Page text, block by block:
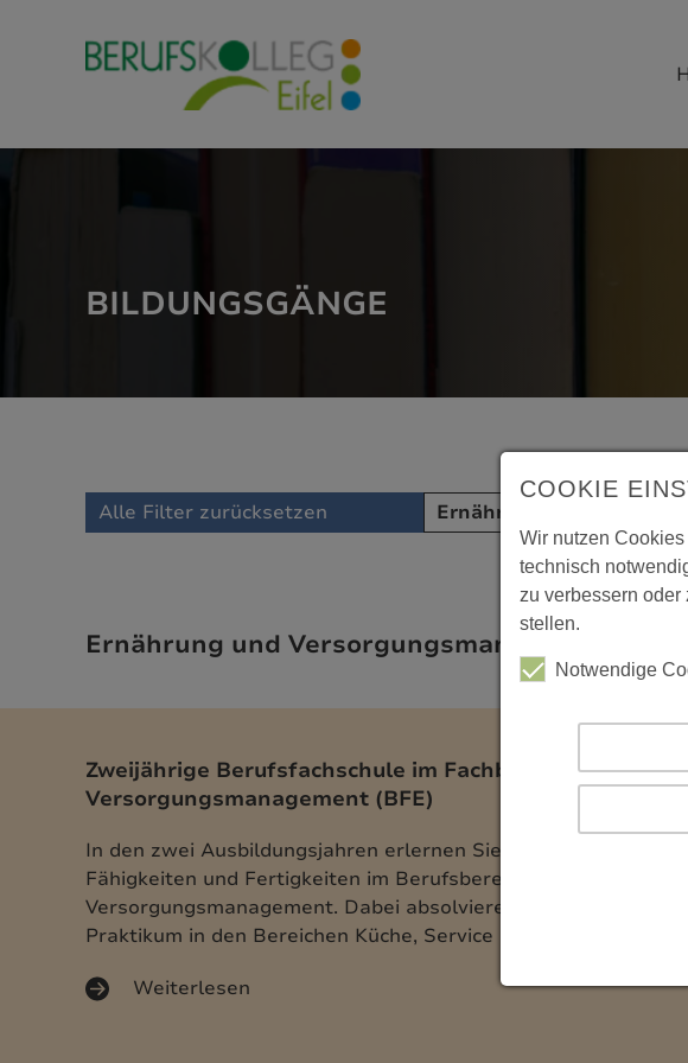
BILDUNGSGÄNGE
Alle Filter zurücksetzen Ernährung und
Ernährung und Versorgungsmanagement
Zweijährige Berufsfachschule im Fachbereich
Versorgungsmanagement (BFE)
In den zwei Ausbildungsjahren erlernen Sie berufliche
Fähigkeiten und Fertigkeiten im Berufsbereich Ernährungs- und
Versorgungsmanagement. Dabei absolvieren Sie insgesamt
Praktikum in den Bereichen Küche, Service und Housekeeping.
Weiterlesen
COOKIE
Wir nutzen
technisch
zu verbessern
stellen.
Notwendige